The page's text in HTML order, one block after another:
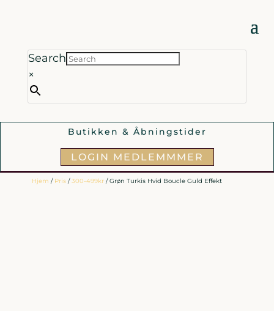
Search
×
Butikken & Åbningstider
LOGIN MEDLEMMMER
Hjem / Pris/300-499kr/ Grøn Turkis Hvid Boucle Guld Effekt